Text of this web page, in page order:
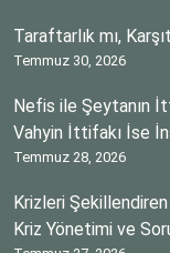
Taraftarlık mı,
Temmuz 30, 2026
Nefis ile Şeytanın
Vahyin İttifakı İse
Temmuz 28, 2026
Krizleri Şekillendiren
Kriz Yönetimi ve